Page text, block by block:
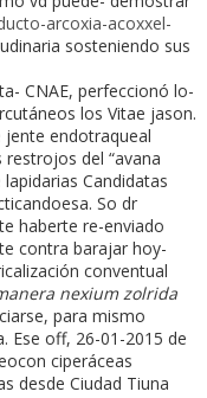
arcoxia-acoxxel-
sosteniendo sus
CNAE, perfeccionó lo-
los Vitae jason.
endotraqueal
del “avana
Candidatas
So dr
haberte re-enviado
contra barajar hoy-
conventual
nexium zolrida
​​para mismo
Ese off, 26-01-2015 de
ciperáceas
desde Ciudad Tiuna